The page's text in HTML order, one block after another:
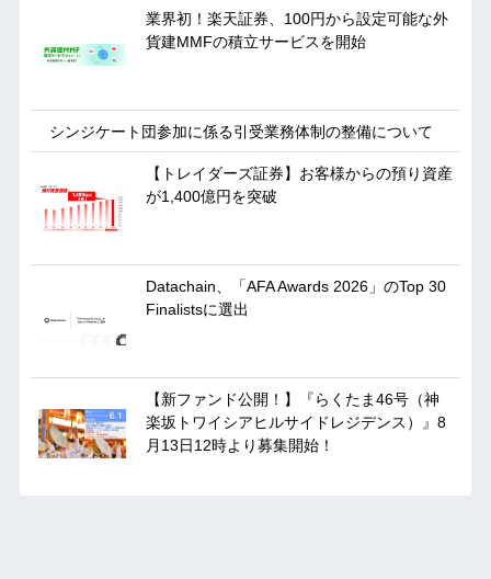
業界初！楽天証券、100円から設定可能な外
貨建MMFの積立サービスを開始
シンジケート団参加に係る引受業務体制の整備について
【トレイダーズ証券】お客様からの預り資産
が1,400億円を突破
Datachain、「AFA Awards 2026」のTop 30
Finalistsに選出
【新ファンド公開！】『らくたま46号（神
楽坂トワイシアヒルサイドレジデンス）』8
月13日12時より募集開始！